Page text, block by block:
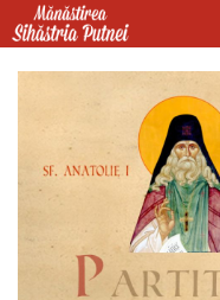
Mergi la conţinutul principal